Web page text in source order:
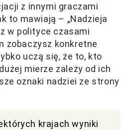
z innymi graczami
to mawiają – „Nadzieja
w polityce czasami
zobaczysz konkretne
uczą się, że to, kto
mierze zależy od ich
oznaki nadziei ze strony
krajach wyniki